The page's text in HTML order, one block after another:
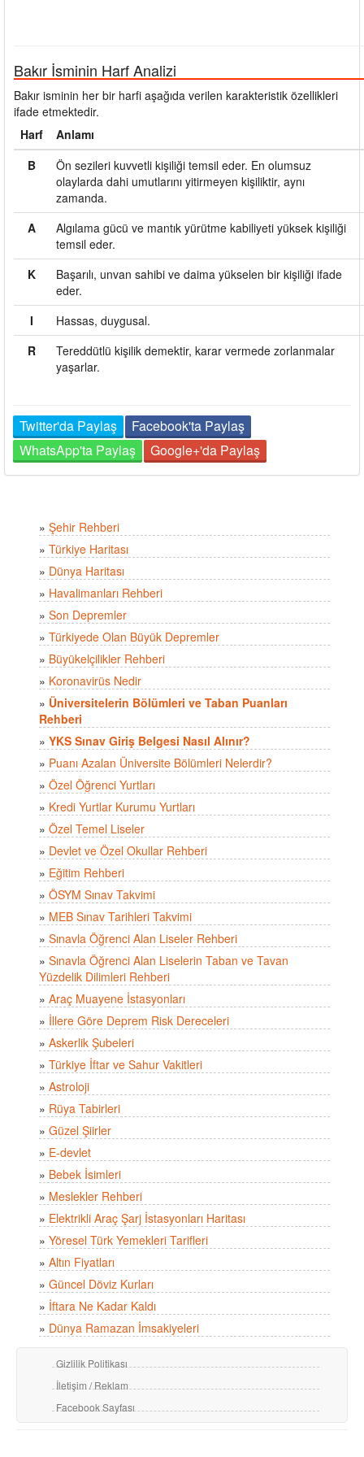
Bakır İsminin Harf Analizi
Bakır isminin her bir harfi aşağıda verilen karakteristik özellikleri
ifade etmektedir.
Harf
Anlamı
B
Ön sezileri kuvvetli kişiliği temsil eder. En olumsuz
olaylarda dahi umutlarını yitirmeyen kişiliktir, aynı
zamanda.
A
Algılama gücü ve mantık yürütme kabiliyeti yüksek kişiliği
temsil eder.
K
Başarılı, unvan sahibi ve daima yükselen bir kişiliği ifade
eder.
I
Hassas, duygusal.
R
Tereddütlü kişilik demektir, karar vermede zorlanmalar
yaşarlar.
Twitter'da Paylaş
Facebook'ta Paylaş
WhatsApp'ta Paylaş
Google+'da Paylaş
» Şehir Rehberi
» Türkiye Haritası
» Dünya Haritası
» Havalimanları Rehberi
» Son Depremler
» Türkiyede Olan Büyük Depremler
» Büyükelçilikler Rehberi
» Koronavirüs Nedir
» Üniversitelerin Bölümleri ve Taban Puanları
Rehberi
» YKS Sınav Giriş Belgesi Nasıl Alınır?
» Puanı Azalan Üniversite Bölümleri Nelerdir?
» Özel Öğrenci Yurtları
» Kredi Yurtlar Kurumu Yurtları
» Özel Temel Liseler
» Devlet ve Özel Okullar Rehberi
» Eğitim Rehberi
» ÖSYM Sınav Takvimi
» MEB Sınav Tarihleri Takvimi
» Sınavla Öğrenci Alan Liseler Rehberi
» Sınavla Öğrenci Alan Liselerin Taban ve Tavan
Yüzdelik Dilimleri Rehberi
» Araç Muayene İstasyonları
» İllere Göre Deprem Risk Dereceleri
» Askerlik Şubeleri
» Türkiye İftar ve Sahur Vakitleri
» Astroloji
» Rüya Tabirleri
» Güzel Şiirler
» E-devlet
» Bebek İsimleri
» Meslekler Rehberi
» Elektrikli Araç Şarj İstasyonları Haritası
» Yöresel Türk Yemekleri Tarifleri
» Altın Fiyatları
» Güncel Döviz Kurları
» İftara Ne Kadar Kaldı
» Dünya Ramazan İmsakiyeleri
Gizlilik Politikası
İletişim / Reklam
Facebook Sayfası